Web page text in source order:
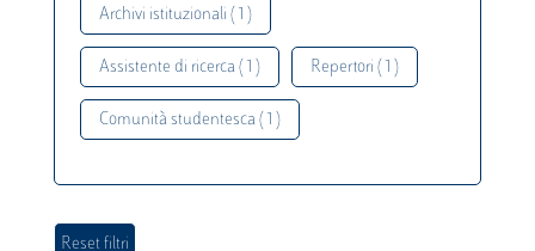
Archivi istituzionali ( 1 )
Assistente di ricerca ( 1 ) Repertori ( 1 )
Comunità studentesca ( 1 )